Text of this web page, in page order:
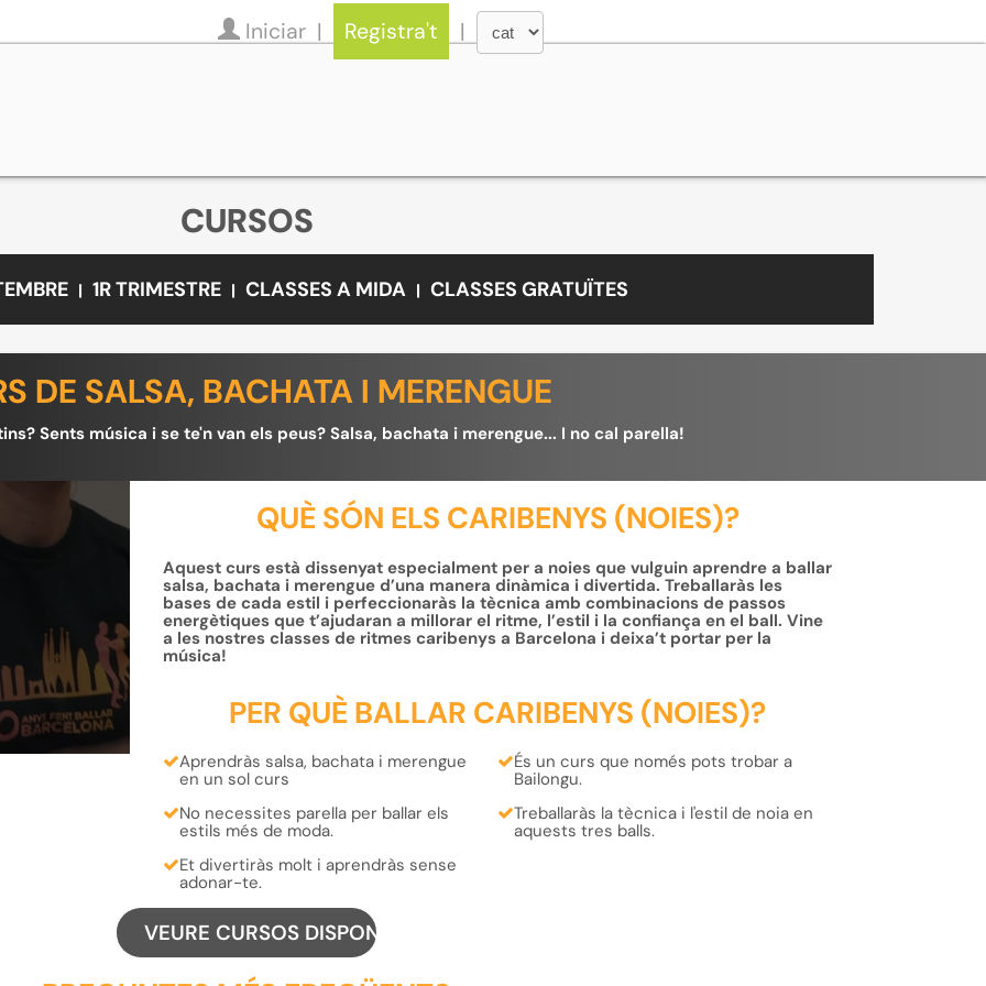
Iniciar Registra't
CURSOS
1R TRIMESTRE CLASSES A MIDA CLASSES GRATUÏTES
DE SALSA, BACHATA I MERENGUE
Sents música i se te'n van els peus? Salsa, bachata i merengue... I no cal parella!
QUÈ SÓN ELS CARIBENYS (NOIES)?
Aquest curs està dissenyat especialment per a noies que vulguin aprendre a ballar
salsa, bachata i merengue d’una manera dinàmica i divertida. Treballaràs les
bases de cada estil i perfeccionaràs la tècnica amb combinacions de passos
energètiques que t’ajudaran a millorar el ritme, l’estil i la confiança en el ball. Vine
a les nostres classes de ritmes caribenys a Barcelona i deixa’t portar per la
música!
PER QUÈ BALLAR CARIBENYS (NOIES)?
Aprendràs salsa, bachata i merengue
en un sol curs
És un curs que només pots trobar a
Bailongu.
No necessites parellaper ballar els
estils més de moda.
Treballaràs latècnica i l'estil de noia en
aquests tres balls.
Et divertiràs molt i aprendràs sense
adonar-te.
VEURE CURSOS DISPONIBLES